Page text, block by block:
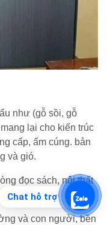
như (gỗ sồi, gỗ
lại cho kiến trúc
cấp, ấm cúng. bản
và gió.
đọc sách, nội thất
và con người, bền
Chat hỗ trợ